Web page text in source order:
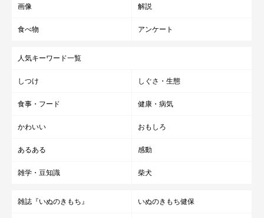
画像 解説
食べ物 アンケート
人気キーワード一覧
しつけ しぐさ・生態
食事・フード 健康・病気
かわいい おもしろ
あるある 感動
雑学・豆知識 柴犬
雑誌『いぬのきもち』 いぬのきもち健保